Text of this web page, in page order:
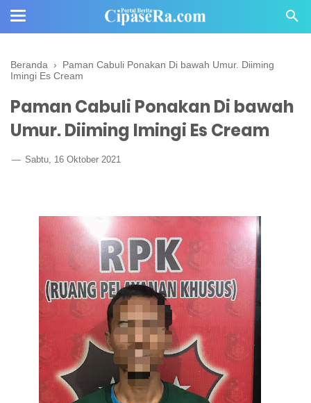
Beranda › Paman Cabuli Ponakan Di bawah Umur. Diiming
Imingi Es Cream
Paman Cabuli Ponakan Di bawah
Umur. Diiming Imingi Es Cream
Sabtu, 16 Oktober 2021